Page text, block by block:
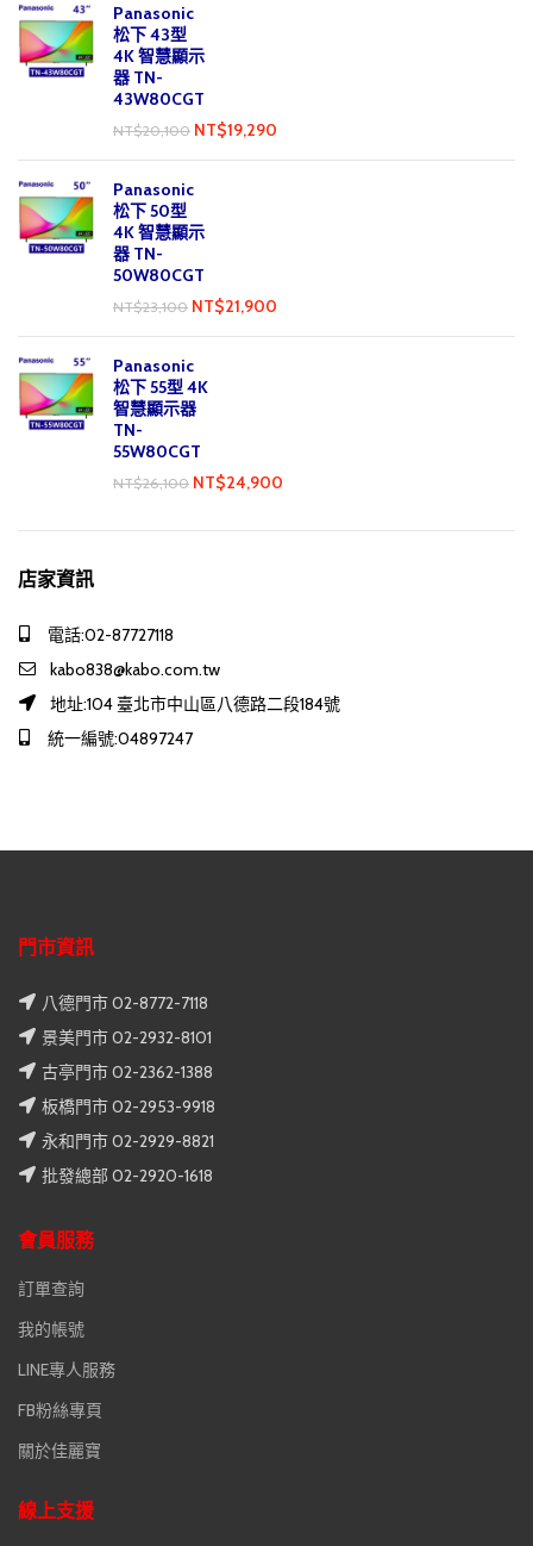
Panasonic
松下 43型
4K 智慧顯示
器 TN-
43W80CGT
NT$20,100 NT$19,290
Panasonic
松下 50型
4K 智慧顯示
器 TN-
50W80CGT
NT$23,100 NT$21,900
Panasonic
松下 55型 4K
智慧顯示器
TN-
55W80CGT
NT$26,100 NT$24,900
店家資訊
電話:02-87727118
kabo838@kabo.com.tw
地址:104 臺北市中山區八德路二段184號
統一編號:04897247
門市資訊
八德門市 02-8772-7118
景美門市 02-2932-8101
古亭門市 02-2362-1388
板橋門市 02-2953-9918
永和門市 02-2929-8821
批發總部 02-2920-1618
會員服務
訂單查詢
我的帳號
LINE專人服務
FB粉絲專頁
關於佳麗寶
線上支援